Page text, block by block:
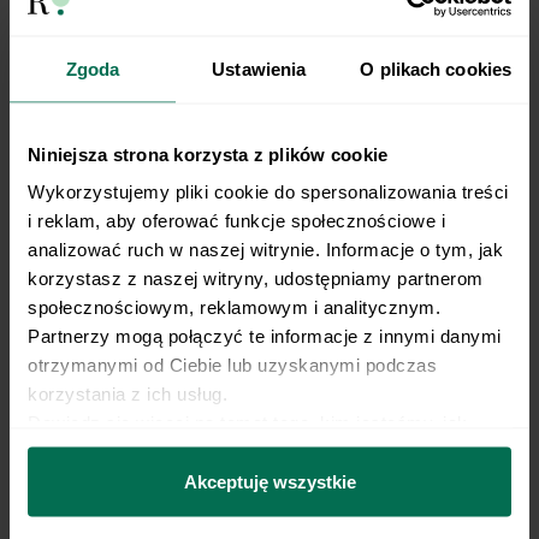
Zgoda Ustawienia O plikach cookies
Niniejsza strona korzysta z plików cookie
Wykorzystujemy pliki cookie do spersonalizowania treści
i reklam, aby oferować funkcje społecznościowe i
analizować ruch w naszej witrynie. Informacje o tym, jak
korzystasz z naszej witryny, udostępniamy partnerom
społecznościowym, reklamowym i analitycznym.
Partnerzy mogą połączyć te informacje z innymi danymi
otrzymanymi od Ciebie lub uzyskanymi podczas
korzystania z ich usług.
można się z nami skontaktować i w jaki sposób
przetwarzamy dane osobowe w ramach
prywatności.
Akceptuję wszystkie
kcal?
Podstawę diety 1100 kcal stanowią:
warzywa
owoce
chude mięso i ryby
niskotłuszczowy nabiał
pełnoziarniste zboża.
Tak skomponowana dieta pozwala na zawarcie
mineralnych w niewielkiej kaloryczności.